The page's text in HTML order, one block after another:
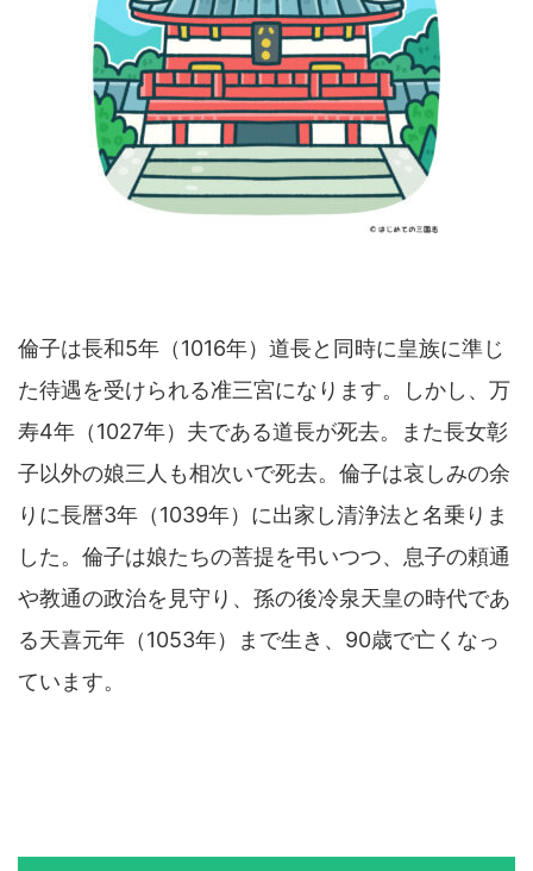
倫子は長和5年（1016年）道長と同時に皇族に準じ
た待遇を受けられる准三宮になります。しかし、万
寿4年（1027年）夫である道長が死去。また長女彰
子以外の娘三人も相次いで死去。倫子は哀しみの余
りに長暦3年（1039年）に出家し清浄法と名乗りま
した。倫子は娘たちの菩提を弔いつつ、息子の頼通
や教通の政治を見守り、孫の後冷泉天皇の時代であ
る天喜元年（1053年）まで生き、90歳で亡くなっ
ています。